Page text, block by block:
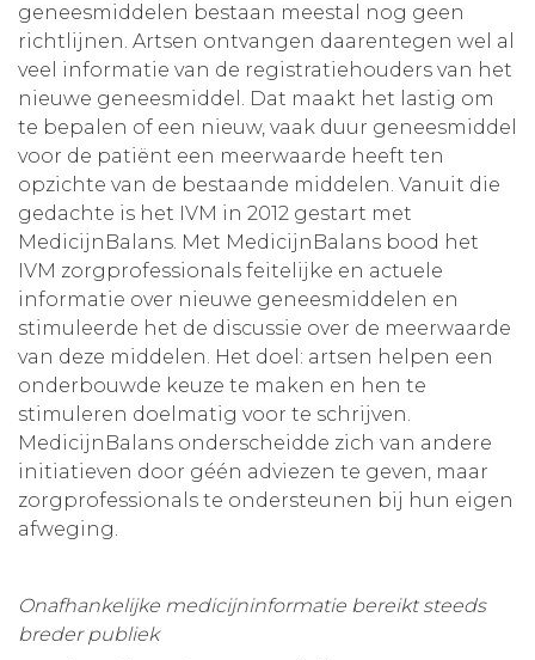
geneesmiddelen bestaan meestal nog geen
richtlijnen. Artsen ontvangen daarentegen wel al
veel informatie van de registratiehouders van het
nieuwe geneesmiddel. Dat maakt het lastig om
te bepalen of een nieuw, vaak duur geneesmiddel
voor de patiënt een meerwaarde heeft ten
opzichte van de bestaande middelen. Vanuit die
gedachte is het IVM in 2012 gestart met
MedicijnBalans. Met MedicijnBalans bood het
IVM zorgprofessionals feitelijke en actuele
informatie over nieuwe geneesmiddelen en
stimuleerde het de discussie over de meerwaarde
van deze middelen. Het doel: artsen helpen een
onderbouwde keuze te maken en hen te
stimuleren doelmatig voor te schrijven.
MedicijnBalans onderscheidde zich van andere
initiatieven door géén adviezen te geven, maar
zorgprofessionals te ondersteunen bij hun eigen
afweging.
Onafhankelijke medicijninformatie bereikt steeds
breder publiek